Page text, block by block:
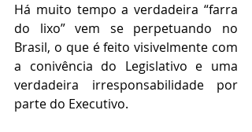
Há muito tempo a verdadeira “farra
do lixo” vem se perpetuando no
Brasil, o que é feito visivelmente com
a conivência do Legislativo e uma
verdadeira irresponsabilidade por
parte do Executivo.